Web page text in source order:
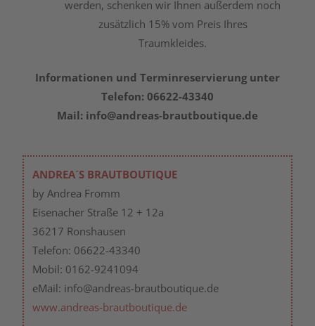
werden, schenken wir Ihnen außerdem noch
zusätzlich 15% vom Preis Ihres
Traumkleides.
Informationen und Terminreservierung unter
Telefon: 06622-43340
Mail: info@andreas-brautboutique.de
ANDREA´S BRAUTBOUTIQUE
by Andrea Fromm
Eisenacher Straße 12 + 12a
36217 Ronshausen
Telefon: 06622-43340
Mobil: 0162-9241094
eMail: info@andreas-brautboutique.de
www.andreas-brautboutique.de